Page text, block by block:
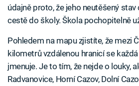
údajně proto, že jeho neutěšený
cestě do školy. Škola pochopitelně
Pohledem na mapu zjistíte, že mezi
kilometrů vzdálenou hranicí se
jmenuje. Je to tím, že nejde o louky,
Radvanovice, Horní Cazov, Dolní